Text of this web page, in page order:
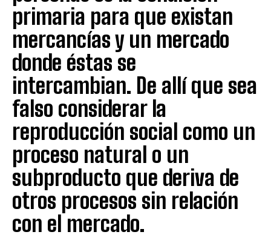
primaria para que existan
mercancías y un mercado
donde éstas se
intercambian. De allí que sea
falso considerar la
reproducción social como un
proceso natural o un
subproducto que deriva de
otros procesos sin relación
con el mercado.